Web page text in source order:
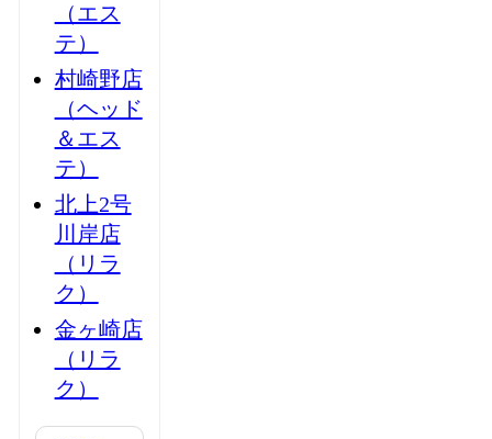
（エス
テ）
村崎野店
（ヘッド
＆エス
テ）
北上2号
川岸店
（リラ
ク）
金ヶ崎店
（リラ
ク）